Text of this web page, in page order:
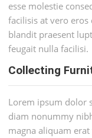
esse molestie
facilisis at vero
blandit praesent
feugait nulla facilisi.
Collecting
Lorem ipsum dolor
diam nonummy
magna aliquam